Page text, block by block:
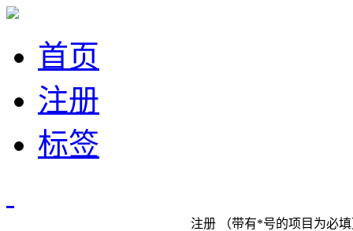
首页
注册
标签
注册 （带有*号的项目为必